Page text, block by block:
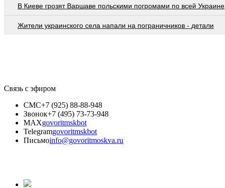
В Киеве грозят Варшаве польскими погромами по всей Украине
Жители украинского села напали на пограничников - детали
Связь с эфиром
СМС+7 (925) 88-88-948
Звонок+7 (495) 73-73-948
MAXgovoritmskbot
Telegramgovoritmskbot
Письмоinfo@govoritmoskva.ru